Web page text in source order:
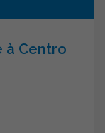
à Centro